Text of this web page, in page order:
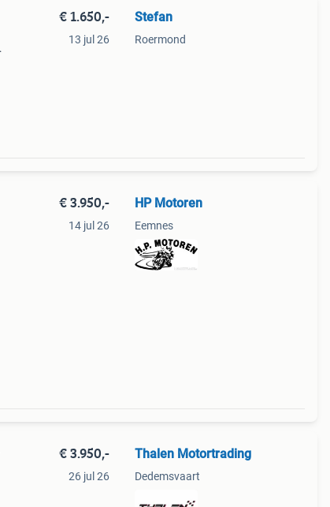
€ 1.650,-
13 jul 26
Stefan
Roermond
€ 3.950,-
14 jul 26
HP Motoren
Eemnes
€ 3.950,-
26 jul 26
Thalen Motortrading
Dedemsvaart